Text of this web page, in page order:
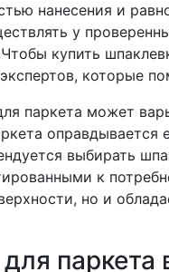
нанесения и
у
купить
которые
паркета может
оправдывается
выбирать
к
но и
для паркета